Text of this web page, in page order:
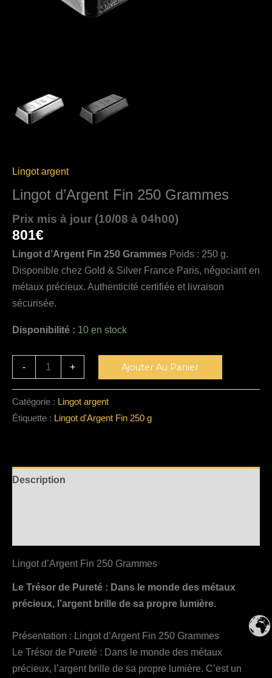
Lingot argent
Lingot d’Argent Fin 250 Grammes
Prix mis à jour (10/08 à 04h00)
801€
Lingot d’Argent Fin 250 Grammes Poids : 250 g.
Disponible chez Gold & Silver France Paris, négociant en
métaux précieux. Authenticité certifiée et livraison
sécurisée.
Disponibilité : 10 en stock
- + Ajouter Au Panier
Catégorie : Lingot argent
Étiquette : Lingot d'Argent Fin 250 g
Description
Lingot d’Argent Fin 250 Grammes
Le Trésor de Pureté : Dans le monde des métaux
précieux, l’argent brille de sa propre lumière.
Présentation : Lingot d’Argent Fin 250 Grammes
Le Trésor de Pureté : Dans le monde des métaux
précieux, l’argent brille de sa propre lumière. C’est un